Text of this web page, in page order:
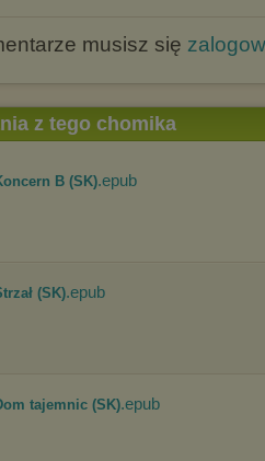
musisz się
z tego chomika
B (SK).epub
(SK).epub
tajemnic (SK).epub